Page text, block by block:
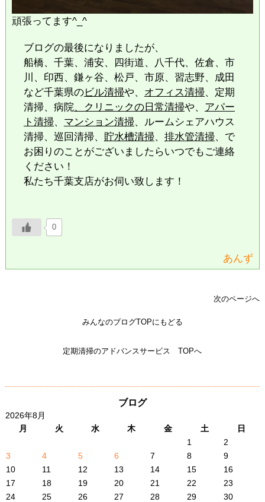
頑張ってます^_^
ブログの最後になりましたが、
船橋、千葉、浦安、四街道、八千代、佐倉、市
川、印西、鎌ヶ谷、松戸、市原、習志野、成田
など千葉県のビル清掃や、 オフィス清掃、定期
清掃、病院、クリニックの日常清掃や、 アパー
ト清掃、 マンション清掃、ルームシェアハウス
清掃、巡回清掃、 貯水槽清掃、 排水管清掃、で
お困りのことがございましたらいつでもご連絡
ください！
私たち千葉支店がお伺い致します！
0
あんず
次のページへ
みんなのブログTOPにもどる
定期清掃のアドバンスサービス TOPへ
ブログ
2026年8月
月
火 水 木 金 土
日
1
2
3
4 5 6 7 8
9
10
11 12 13 14 15
16
17
18 19 20 21 22
23
24
25 26 27 28 29
30